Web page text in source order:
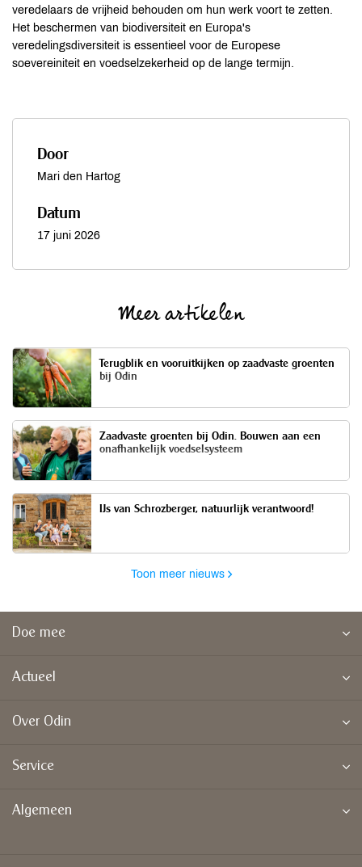
veredelaars de vrijheid behouden om hun werk voort te zetten.
Het beschermen van biodiversiteit en Europa's
veredelingsdiversiteit is essentieel voor de Europese
soevereiniteit en voedselzekerheid op de lange termijn.
Door
Mari den Hartog
Datum
17 juni 2026
Meer artikelen
Terugblik en vooruitkijken op zaadvaste groenten
bij Odin
Zaadvaste groenten bij Odin. Bouwen aan een
onafhankelijk voedselsysteem
IJs van Schrozberger, natuurlijk verantwoord!
Toon meer nieuws
Doe mee
Actueel
Over Odin
Service
Algemeen